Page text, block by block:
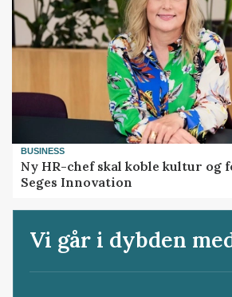
BUSINESS
Ny HR-chef skal koble kultur og
Seges Innovation
Vi går i dybden